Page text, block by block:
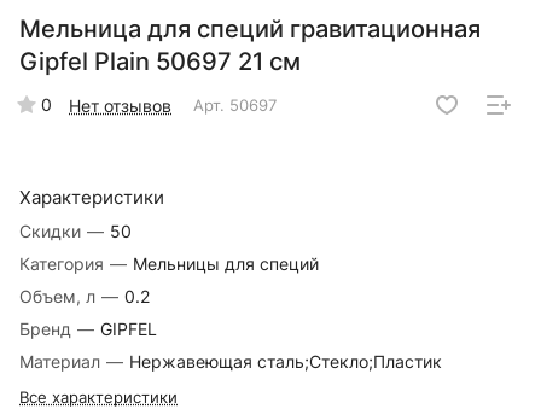
Мельница для специй гравитационная
Gipfel Plain 50697 21 см
0 Нет отзывов Арт. 50697
Характеристики
Скидки — 50
Категория — Мельницы для специй
Объем, л — 0.2
Бренд — GIPFEL
Материал — Нержавеющая сталь;Стекло;Пластик
Все характеристики